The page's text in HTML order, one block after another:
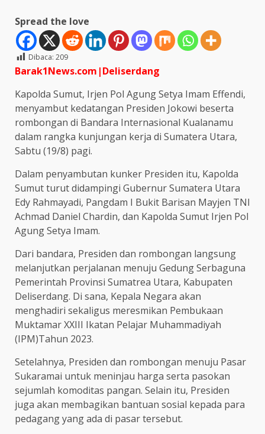
Spread the love
Dibaca: 209
Barak1News.com|Deliserdang
Kapolda Sumut, Irjen Pol Agung Setya Imam Effendi,
menyambut kedatangan Presiden Jokowi beserta
rombongan di Bandara Internasional Kualanamu
dalam rangka kunjungan kerja di Sumatera Utara,
Sabtu (19/8) pagi.
Dalam penyambutan kunker Presiden itu, Kapolda
Sumut turut didampingi Gubernur Sumatera Utara
Edy Rahmayadi, Pangdam I Bukit Barisan Mayjen TNI
Achmad Daniel Chardin, dan Kapolda Sumut Irjen Pol
Agung Setya Imam.
Dari bandara, Presiden dan rombongan langsung
melanjutkan perjalanan menuju Gedung Serbaguna
Pemerintah Provinsi Sumatrea Utara, Kabupaten
Deliserdang. Di sana, Kepala Negara akan
menghadiri sekaligus meresmikan Pembukaan
Muktamar XXIII Ikatan Pelajar Muhammadiyah
(IPM)Tahun 2023.
Setelahnya, Presiden dan rombongan menuju Pasar
Sukaramai untuk meninjau harga serta pasokan
sejumlah komoditas pangan. Selain itu, Presiden
juga akan membagikan bantuan sosial kepada para
pedagang yang ada di pasar tersebut.